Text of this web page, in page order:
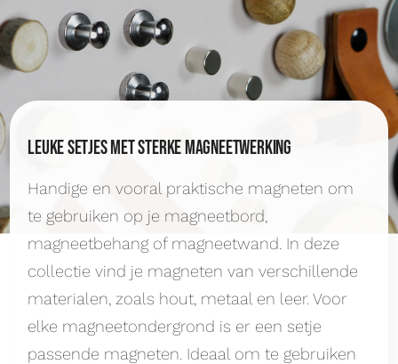
Leuke setjes met sterke magneetwerking
Handige en vooral praktische magneten om
te gebruiken op je magneetbord,
magneetbehang of magneetwand. In deze
collectie vind je magneten van verschillende
materialen, zoals hout, metaal en leer. Voor
elke magneetondergrond is er een setje
passende magneten. Ideaal om te gebruiken